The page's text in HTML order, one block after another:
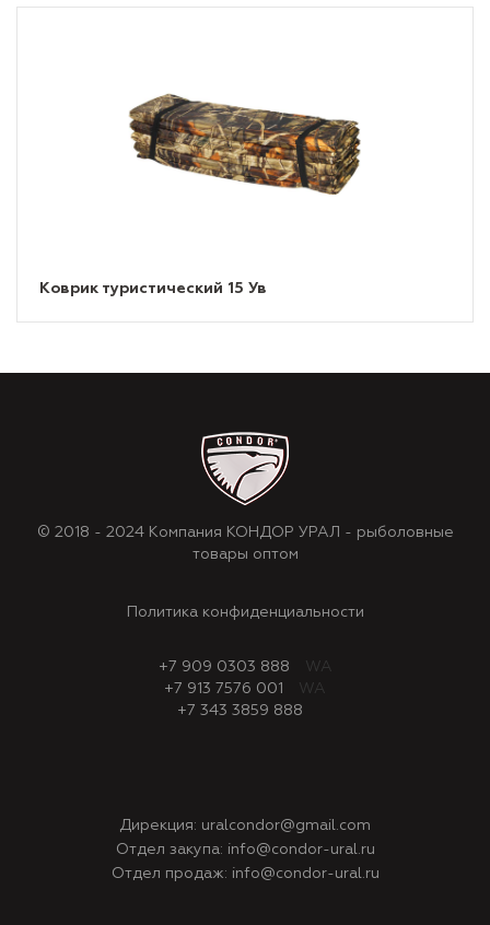
Коврик туристический 15 Ув
© 2018 - 2024 Компания КОНДОР УРАЛ - рыболовные
товары оптом
Политика конфиденциальности
+7 909 0303 888
WA
+7 913 7576 001
WA
+7 343 3859 888
Дирекция: uralcondor@gmail.com
Отдел закупа: info@condor-ural.ru
Отдел продаж: info@condor-ural.ru